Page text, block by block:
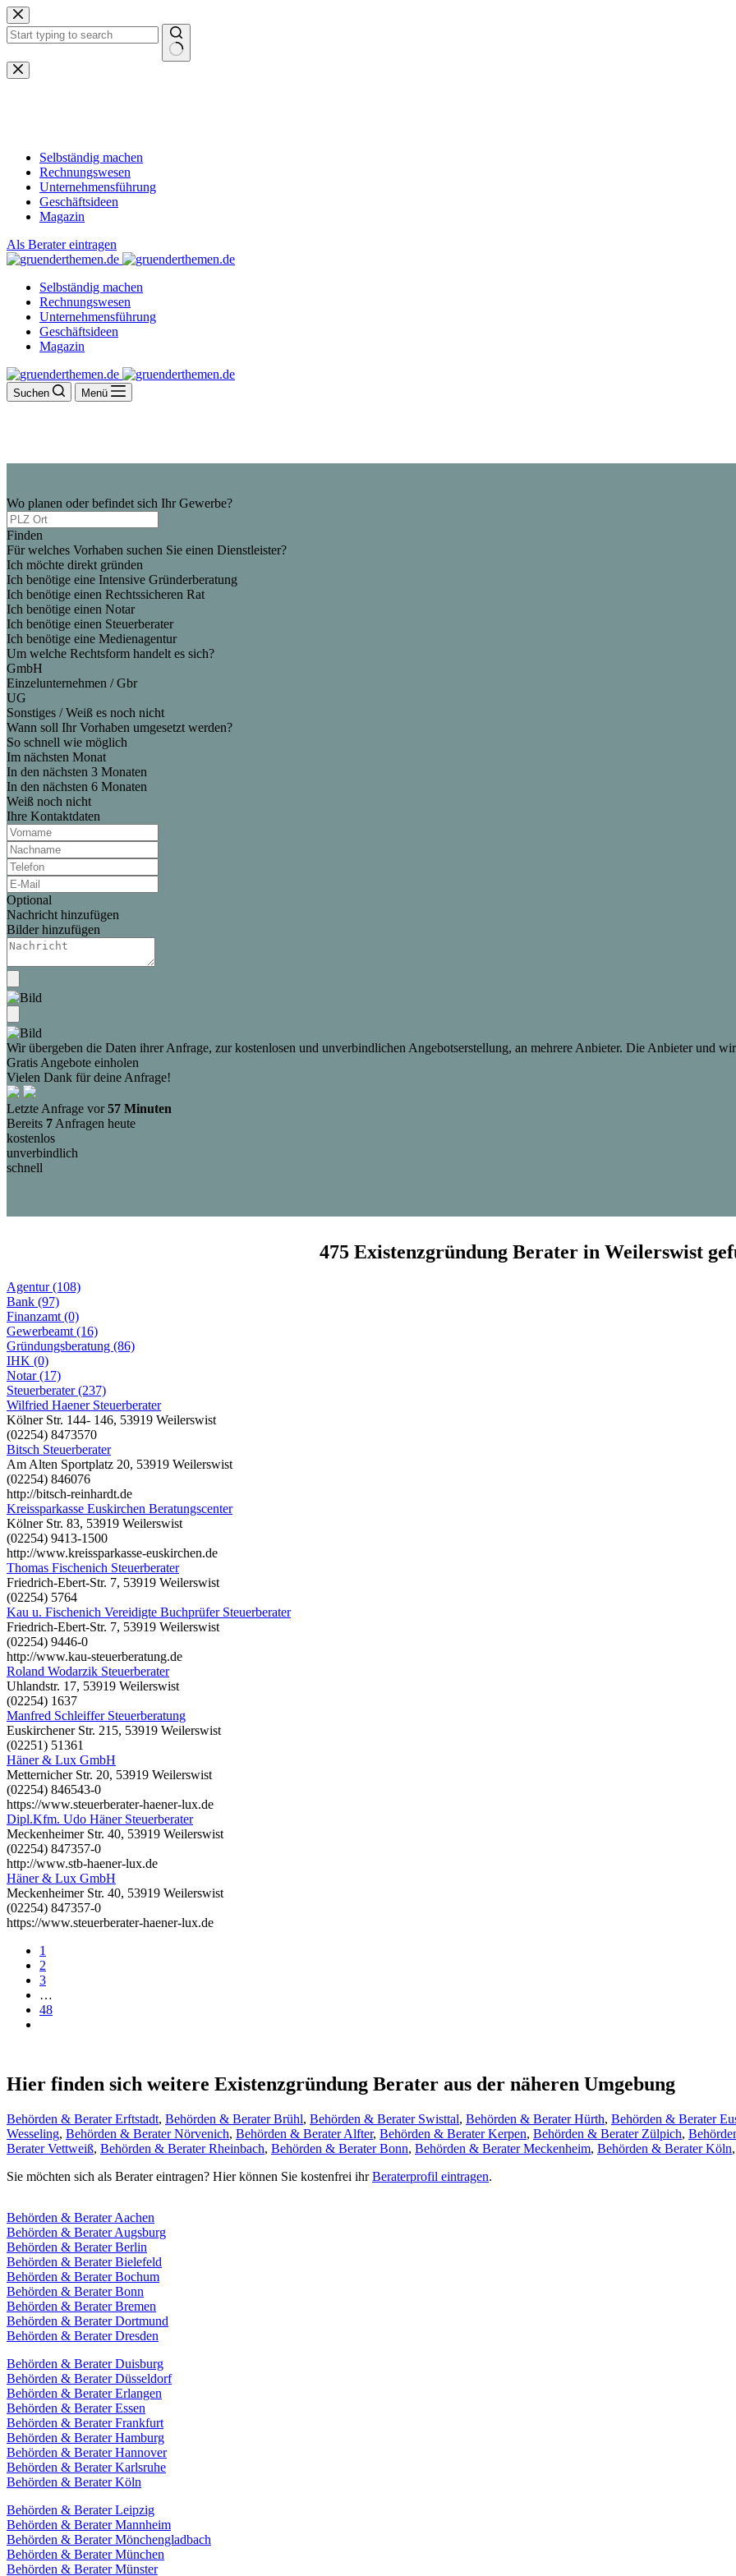
Zum
Inhalt
springen
Keine
Ergebnisse
Selbständig machen
Rechnungswesen
Unternehmensführung
Geschäftsideen
Magazin
Als Berater eintragen
Selbständig machen
Rechnungswesen
Unternehmensführung
Geschäftsideen
Magazin
Suchen Menü
Wo planen oder befindet sich Ihr Gewerbe?
Finden
Für welches Vorhaben suchen Sie einen Dienstleister?
Ich möchte direkt gründen
Ich benötige eine Intensive Gründerberatung
Ich benötige einen Rechtssicheren Rat
Ich benötige einen Notar
Ich benötige einen Steuerberater
Ich benötige eine Medienagentur
Um welche Rechtsform handelt es sich?
GmbH
Einzelunternehmen / Gbr
UG
Sonstiges / Weiß es noch nicht
Wann soll Ihr Vorhaben umgesetzt werden?
So schnell wie möglich
Im nächsten Monat
In den nächsten 3 Monaten
In den nächsten 6 Monaten
Weiß noch nicht
Ihre Kontaktdaten
Optional
Nachricht hinzufügen
Bilder hinzufügen
Wir übergeben die Daten ihrer Anfrage, zur kostenlosen und unverbindlichen Angebotserstellung, an mehrere Anbieter. Die Anbieter und
Gratis Angebote einholen
Vielen Dank für deine Anfrage!
Letzte Anfrage vor57 Minuten
Bereits 7 Anfragen heute
kostenlos
unverbindlich
schnell
475 Existenzgründung Berater in Weilerswist
Agentur (108)
Bank (97)
Finanzamt (0)
Gewerbeamt (16)
Gründungsberatung (86)
IHK (0)
Notar (17)
Steuerberater (237)
Wilfried Haener Steuerberater
Kölner Str. 144- 146, 53919 Weilerswist
(02254) 8473570
Bitsch Steuerberater
Am Alten Sportplatz 20, 53919 Weilerswist
(02254) 846076
http://bitsch-reinhardt.de
Kreissparkasse Euskirchen Beratungscenter
Kölner Str. 83, 53919 Weilerswist
(02254) 9413-1500
http://www.kreissparkasse-euskirchen.de
Thomas Fischenich Steuerberater
Friedrich-Ebert-Str. 7, 53919 Weilerswist
(02254) 5764
Kau u. Fischenich Vereidigte Buchprüfer Steuerberater
Friedrich-Ebert-Str. 7, 53919 Weilerswist
(02254) 9446-0
http://www.kau-steuerberatung.de
Roland Wodarzik Steuerberater
Uhlandstr. 17, 53919 Weilerswist
(02254) 1637
Manfred Schleiffer Steuerberatung
Euskirchener Str. 215, 53919 Weilerswist
(02251) 51361
Häner & Lux GmbH
Metternicher Str. 20, 53919 Weilerswist
(02254) 846543-0
https://www.steuerberater-haener-lux.de
Dipl.Kfm. Udo Häner Steuerberater
Meckenheimer Str. 40, 53919 Weilerswist
(02254) 847357-0
http://www.stb-haener-lux.de
Häner & Lux GmbH
Meckenheimer Str. 40, 53919 Weilerswist
(02254) 847357-0
https://www.steuerberater-haener-lux.de
1
2
3
…
48
Hier finden sich weitere Existenzgründung Berater aus der näheren Umgebung
Behörden & Berater Erftstadt, Behörden & Berater Brühl, Behörden & Berater Swisttal, Behörden & Berater Hürth, Behörden & Berater
Wesseling, Behörden & Berater Nörvenich, Behörden & Berater Alfter, Behörden & Berater Kerpen, Behörden & Berater Zülpich,
Berater Vettweiß, Behörden & Berater Rheinbach, Behörden & Berater Bonn, Behörden & Berater Meckenheim, Behörden & Berater Köln,
Sie möchten sich als Berater eintragen? Hier können Sie kostenfrei ihrBeraterprofil eintragen.
Behörden & Berater Aachen
Behörden & Berater Augsburg
Behörden & Berater Berlin
Behörden & Berater Bielefeld
Behörden & Berater Bochum
Behörden & Berater Bonn
Behörden & Berater Bremen
Behörden & Berater Dortmund
Behörden & Berater Dresden
Behörden & Berater Duisburg
Behörden & Berater Düsseldorf
Behörden & Berater Erlangen
Behörden & Berater Essen
Behörden & Berater Frankfurt
Behörden & Berater Hamburg
Behörden & Berater Hannover
Behörden & Berater Karlsruhe
Behörden & Berater Köln
Behörden & Berater Leipzig
Behörden & Berater Mannheim
Behörden & Berater Mönchengladbach
Behörden & Berater München
Behörden & Berater Münster